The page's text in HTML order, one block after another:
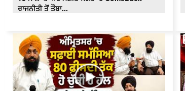
ਰਾਜਨੀਤੀ ਤੋਂ ਤੌਬਾ...